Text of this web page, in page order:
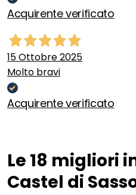
Acquirente verificato
15 Ottobre 2025
Molto bravi
Acquirente verificato
Le 18 migliori
Castel di